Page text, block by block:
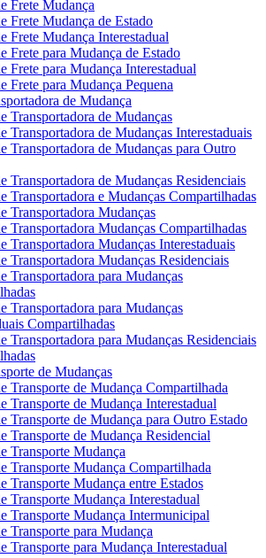
Frete Mudança
Frete Mudança de Estado
Frete Mudança Interestadual
Frete para Mudança de Estado
Frete para Mudança Interestadual
Frete para Mudança Pequena
de Mudança
Transportadora de Mudanças
Transportadora de Mudanças Interestaduais
Transportadora de Mudanças para Outro
Transportadora de Mudanças Residenciais
Transportadora e Mudanças Compartilhadas
Transportadora Mudanças
Transportadora Mudanças Compartilhadas
Transportadora Mudanças Interestaduais
Transportadora Mudanças Residenciais
Transportadora para Mudanças
Transportadora para Mudanças
Compartilhadas
Transportadora para Mudanças Residenciais
de Mudanças
Transporte de Mudança Compartilhada
Transporte de Mudança Interestadual
Transporte de Mudança para Outro Estado
Transporte de Mudança Residencial
Transporte Mudança
Transporte Mudança Compartilhada
Transporte Mudança entre Estados
Transporte Mudança Interestadual
Transporte Mudança Intermunicipal
Transporte para Mudança
Transporte para Mudança Interestadual